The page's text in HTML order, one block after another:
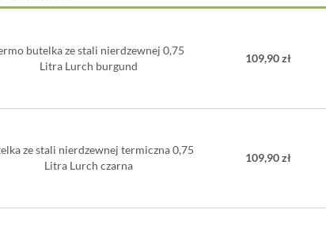
Nie
butelka ze stali nierdzewnej 0,75
Litra Lurch burgund
109,90 zł
ze stali nierdzewnej termiczna 0,75
Litra Lurch czarna
109,90 zł